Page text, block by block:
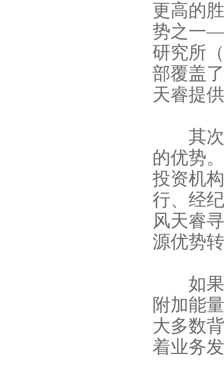
更高的
势之一
研究所
部覆盖
天睿提
其次
的优势
投资机
行、经
风天睿
源优势
如果
附加能
大多数
着业务